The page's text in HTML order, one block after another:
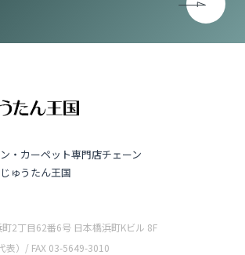
・カーペット専門店チェーン
ゅうたん王国
2丁目62番6号 日本橋浜町Kビル 8F
表）/ FAX 03-5649-3010